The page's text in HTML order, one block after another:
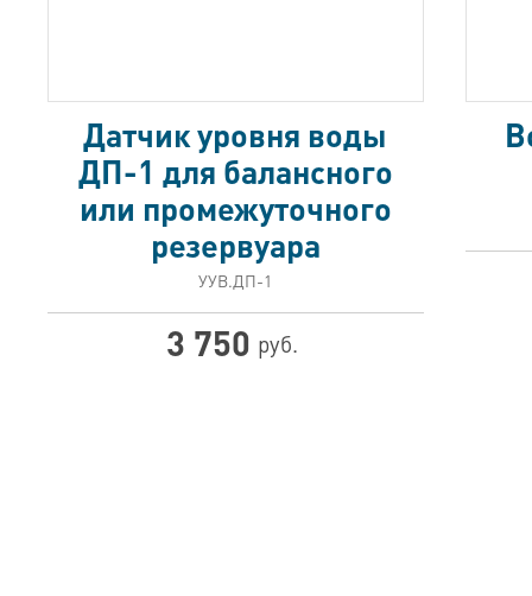
Датчик уровня воды
ДП-1 для балансного
или промежуточного
резервуара
УУВ.ДП-1
3 750 руб.